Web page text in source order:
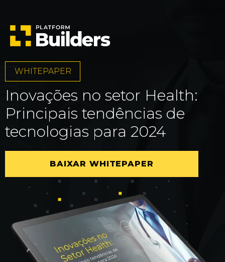
WHITEPAPER
Inovações no setor Health:
Principais tendências de
tecnologias para 2024
BAIXAR WHITEPAPER